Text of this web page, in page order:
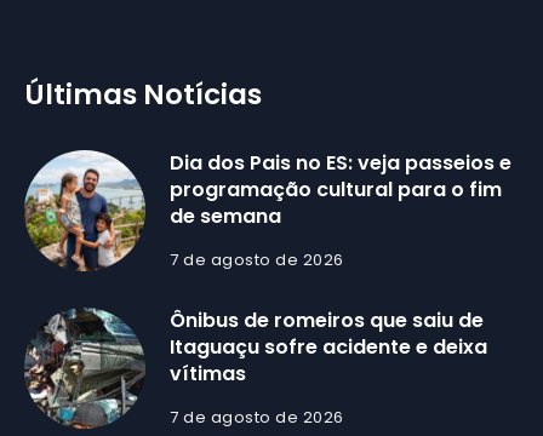
Últimas Notícias
Dia dos Pais no ES: veja passeios e
programação cultural para o fim
de semana
7 de agosto de 2026
Ônibus de romeiros que saiu de
Itaguaçu sofre acidente e deixa
vítimas
7 de agosto de 2026